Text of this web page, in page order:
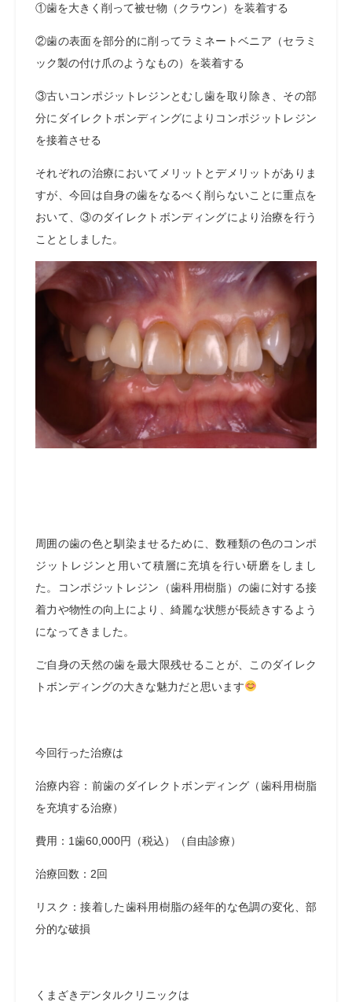
①歯を大きく削って被せ物（クラウン）を装着する
②歯の表面を部分的に削ってラミネートベニア（セラミ
ック製の付け爪のようなもの）を装着する
③古いコンポジットレジンとむし歯を取り除き、その部
分にダイレクトボンディングによりコンポジットレジン
を接着させる
それぞれの治療においてメリットとデメリットがありま
すが、今回は自身の歯をなるべく削らないことに重点を
おいて、③のダイレクトボンディングにより治療を行う
こととしました。
周囲の歯の色と馴染ませるために、数種類の色のコンポ
ジットレジンと用いて積層に充填を行い研磨をしまし
た。コンポジットレジン（歯科用樹脂）の歯に対する接
着力や物性の向上により、綺麗な状態が長続きするよう
になってきました。
ご自身の天然の歯を最大限残せることが、このダイレク
トボンディングの大きな魅力だと思います
今回行った治療は
治療内容：前歯のダイレクトボンディング（歯科用樹脂
を充填する治療）
費用：1歯60,000円（税込）（自由診療）
治療回数：2回
リスク：接着した歯科用樹脂の経年的な色調の変化、部
分的な破損
くまざきデンタルクリニックは